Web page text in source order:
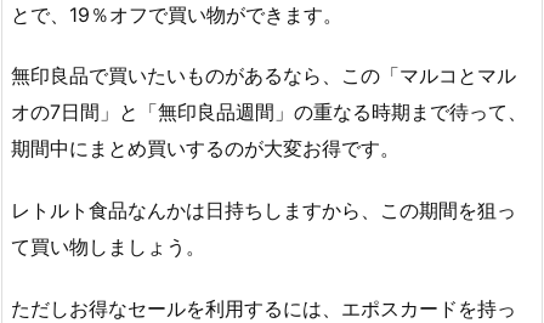
とで、19％オフで買い物ができます。
無印良品で買いたいものがあるなら、この「マルコとマル
オの7日間」と「無印良品週間」の重なる時期まで待って、
期間中にまとめ買いするのが大変お得です。
レトルト食品なんかは日持ちしますから、この期間を狙っ
て買い物しましょう。
ただしお得なセールを利用するには、エポスカードを持っ